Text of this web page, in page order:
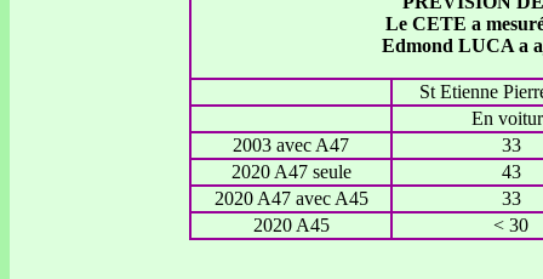
Le CETE a
Edmond LUCA a
St Etienne
En
2003 avec A47
33
2020 A47 seule
43
2020 A47 avec A45
33
2020 A45
< 30